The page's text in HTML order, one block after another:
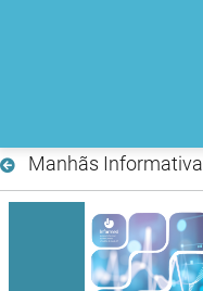
Manhãs